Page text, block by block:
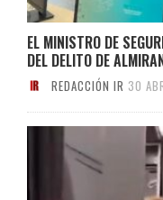
EL MINISTRO DE
DEL DELITO DE
REDACCIÓN IR 30